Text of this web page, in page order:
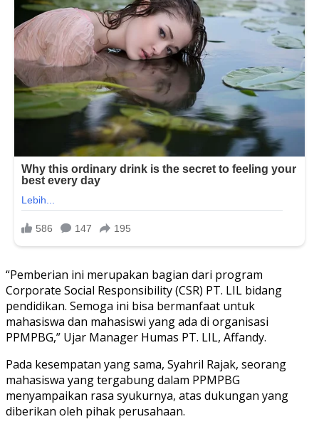
“Pemberian ini merupakan bagian dari program
Corporate Social Responsibility (CSR) PT. LIL bidang
pendidikan. Semoga ini bisa bermanfaat untuk
mahasiswa dan mahasiswi yang ada di organisasi
PPMPBG,” Ujar Manager Humas PT. LIL, Affandy.
Pada kesempatan yang sama, Syahril Rajak, seorang
mahasiswa yang tergabung dalam PPMPBG
menyampaikan rasa syukurnya, atas dukungan yang
diberikan oleh pihak perusahaan.